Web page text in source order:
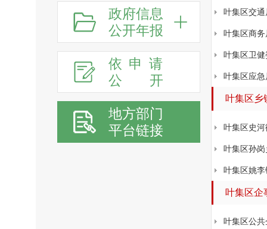
政府信息
公开年报
依申请
公
开
地方部门
平台链接
叶集区交通
叶集区商务
叶集区卫健
叶集区应急
叶集区乡
叶集区史河
叶集区孙岗
叶集区姚李
叶集区企
叶集区公